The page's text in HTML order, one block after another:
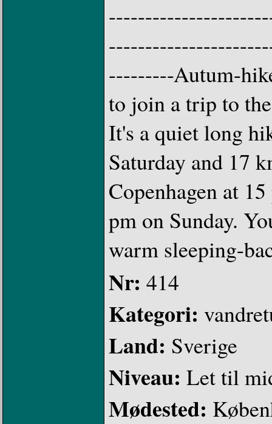
---------Autum-
to join a trip to
It's a quiet long
Saturday and 17
Copenhagen at
pm on Sunday.
warm sleeping-
Nr: 414
Kategori:
Land: Sverige
Niveau: Let til
Mødested: